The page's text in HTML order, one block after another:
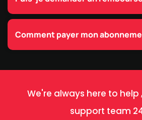
Comment payer mon
We're always here to
support team